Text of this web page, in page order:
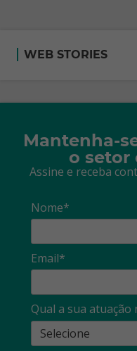
WEB STORIES
Mantenha-
o setor
Assine e receba
Nome*
Email*
Qual a sua atuação